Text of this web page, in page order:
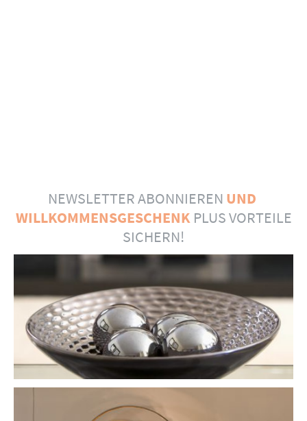
NEWSLETTER ABONNIEREN UND
WILLKOMMENSGESCHENK PLUS VORTEILE
SICHERN!